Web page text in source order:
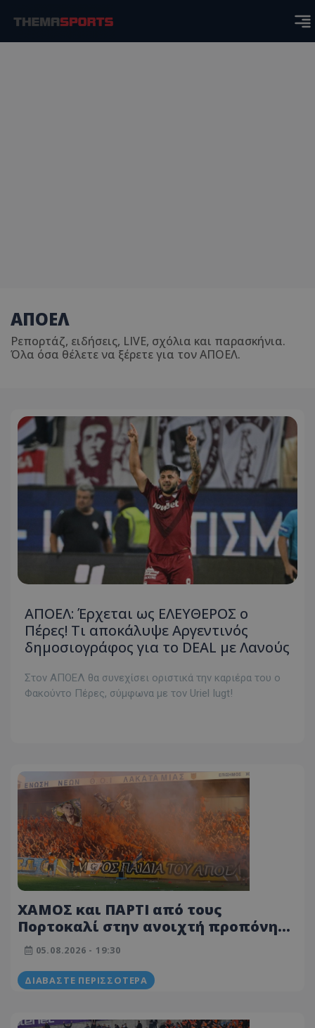
ΑΠΟΕΛ
Ρεπορτάζ, ειδήσεις, LIVE, σχόλια και παρασκήνια.
Όλα όσα θέλετε να ξέρετε για τον ΑΠΟΕΛ.
ΑΠΟΕΛ: Έρχεται ως ΕΛΕΥΘΕΡΟΣ ο
Πέρες! Τι αποκάλυψε Αργεντινός
δημοσιογράφος για το DEAL με Λανούς
Στον ΑΠΟΕΛ θα συνεχίσει οριστικά την καριέρα του ο
Φακούντο Πέρες, σύμφωνα με τον Uriel Iugt!
ΧΑΜΟΣ και ΠΑΡΤΙ από τους
Πορτοκαλί στην ανοιχτή προπόνηση
του ΑΠΟΕΛ! (ΒΙΝΤΕΟ - ΦΩΤΟΓΡΑΦΙΕΣ)
05.08.2026 - 19:30
ΔΙΑΒΆΣΤΕ ΠΕΡΙΣΣΌΤΕΡΑ